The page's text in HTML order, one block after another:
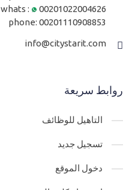
whats :
00201022004626
phone: 00201110908853
info@citystarit.com
روابط سريعة
التاهيل للوظائف
تسجيل جديد
دخول الموقع